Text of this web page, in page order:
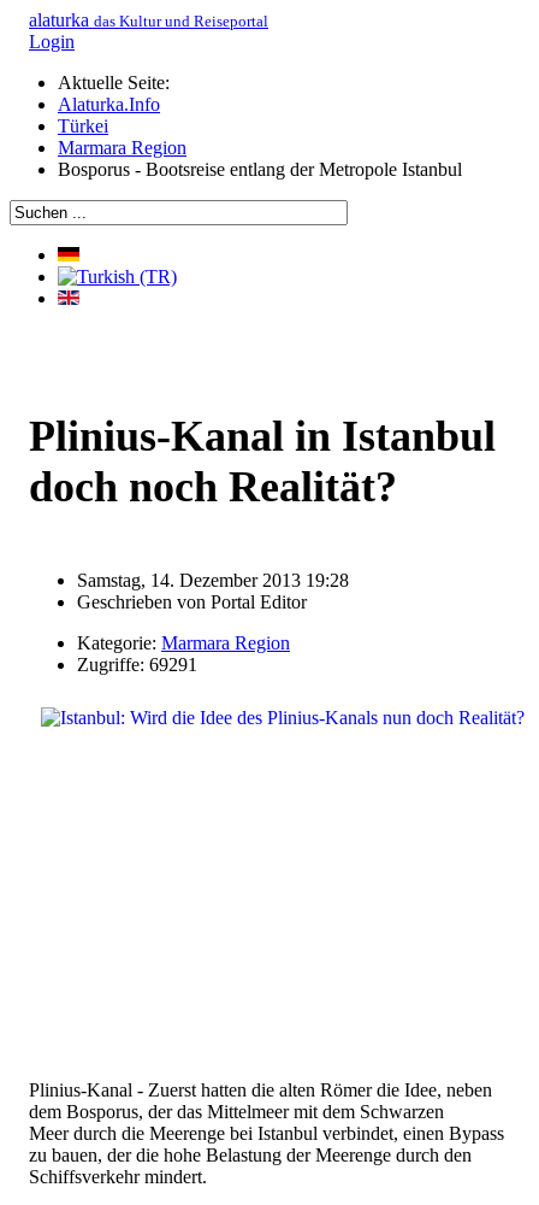
alaturka das Kultur und Reiseportal
Login
Aktuelle Seite:
Alaturka.Info
Türkei
Marmara Region
Bosporus - Bootsreise entlang der Metropole Istanbul
Plinius-Kanal in Istanbul
doch noch Realität?
Samstag, 14. Dezember 2013 19:28
Geschrieben von Portal Editor
Kategorie: Marmara Region
Zugriffe: 69291
Plinius-Kanal - Zuerst hatten die alten Römer die Idee, neben
dem Bosporus, der das Mittelmeer mit dem Schwarzen
Meer durch die Meerenge bei Istanbul verbindet, einen Bypass
zu bauen, der die hohe Belastung der Meerenge durch den
Schiffsverkehr mindert.